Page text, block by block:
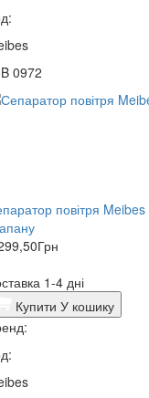
0972
повітря
Грн
1-4 дні
Купити У кошику